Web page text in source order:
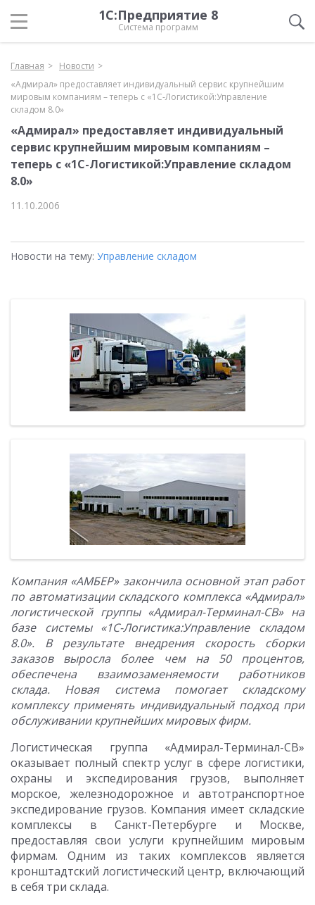
1С:Предприятие 8
Система программ
Главная
Новости
«Адмирал» предоставляет индивидуальный сервис крупнейшим
мировым компаниям – теперь с «1С-Логистикой:Управление
складом 8.0»
«Адмирал» предоставляет индивидуальный
сервис крупнейшим мировым компаниям –
теперь с «1С-Логистикой:Управление складом
8.0»
11.10.2006
Новости на тему: Управление складом
Компания «АМБЕР» закончила основной этап работ
по автоматизации складского комплекса «Адмирал»
логистической группы «Адмирал-Терминал-СВ» на
базе системы «1С-Логистика:Управление складом
8.0». В результате внедрения скорость сборки
заказов выросла более чем на 50 процентов,
обеспечена взаимозаменяемости работников
склада. Новая система помогает складскому
комплексу применять индивидуальный подход при
обслуживании крупнейших мировых фирм.
Логистическая группа «Адмирал-Терминал-СВ»
оказывает полный спектр услуг в сфере логистики,
охраны и экспедирования грузов, выполняет
морское, железнодорожное и автотранспортное
экспедирование грузов. Компания имеет складские
комплексы в Санкт-Петербурге и Москве,
предоставляя свои услуги крупнейшим мировым
фирмам. Одним из таких комплексов является
кронштадтский логистический центр, включающий
в себя три склада.